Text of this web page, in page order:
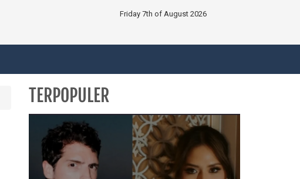
Friday 7th of August 2026
TERPOPULER